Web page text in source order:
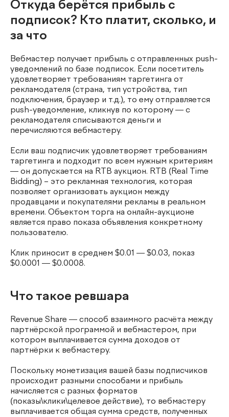
Откуда берётся прибыль с
подписок? Кто платит, сколько, и
за что
Вебмастер получает прибыль с отправленных push-
уведомлений по базе подписок. Если посетитель
удовлетворяет требованиям таргетинга от
рекламодателя (страна, тип устройства, тип
подключения, браузер и т.д.), то ему отправляется
push-уведомление, кликнув по которому — с
рекламодателя списываются деньги и
перечисляются вебмастеру.
Если ваш подписчик удовлетворяет требованиям
таргетинга и подходит по всем нужным критериям
— он допускается на RTB аукцион. RTB (Real Time
Bidding) – это рекламная технология, которая
позволяет организовать аукцион между
продавцами и покупателями рекламы в реальном
времени. Объектом торга на онлайн-аукционе
является право показа объявления конкретному
пользователю.
Клик приносит в среднем $0.01 — $0.03, показ
$0.0001 — $0.0008.
Что такое ревшара
Revenue Share — способ взаимного расчёта между
партнёрской программой и вебмастером, при
котором выплачивается сумма доходов от
партнёрки к вебмастеру.
Поскольку монетизация вашей базы подписчиков
происходит разными способами и прибыль
начисляется с разных форматов
(показы\клики\целевое действие), то вебмастеру
выплачивается общая сумма средств, полученных